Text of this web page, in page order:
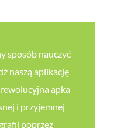
sposób nauczyć
naszą aplikację
apka
i przyjemnej
poprzez
zgodę na otrzymywanie